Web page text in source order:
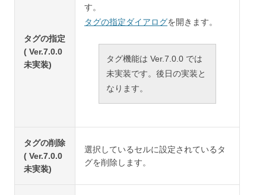
タグの指定
( Ver.7.0.0
未実装)
す。
タグの指定ダイアログを開きます。
タグ機能は Ver.7.0.0 では
未実装です。後日の実装と
なります。
タグの削除
( Ver.7.0.0
未実装)
選択しているセルに設定されているタ
グを削除します。